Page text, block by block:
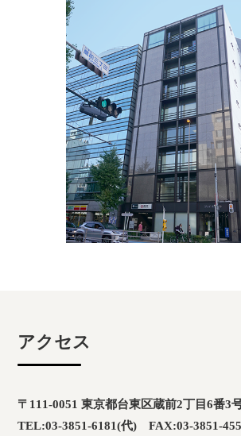
アクセス
〒111-0051 東京都台東区蔵前2丁目6番3
TEL:03-3851-6181(代) FAX:03-3851-